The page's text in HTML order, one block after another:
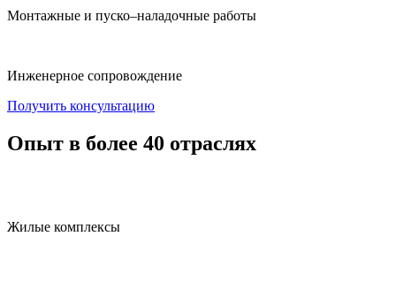
Монтажные и пуско–наладочные работы
Инженерное сопровождение
Получить консультацию
Опыт в более 40 отраслях
Жилые комплексы